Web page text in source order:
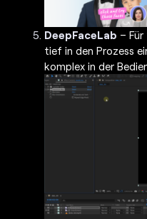
DeepFaceLab –
tief in den Prozess
komplex in der